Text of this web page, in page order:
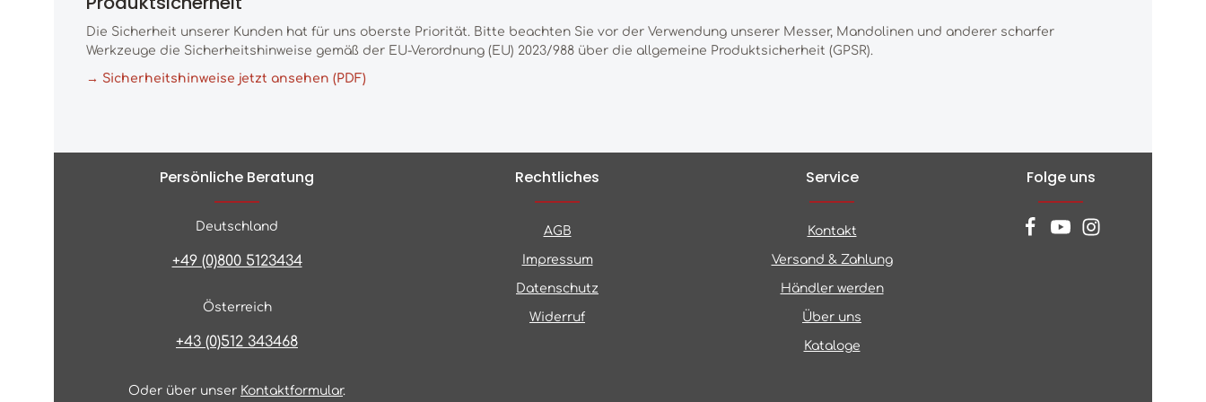
Die Sicherheit unserer Kunden hat für uns oberste Priorität. Bitte beachten Sie vor der Verwendung unserer Messer, Mandolinen und anderer scharfer
Werkzeuge die Sicherheitshinweise gemäß der EU-Verordnung (EU) 2023/988 über die allgemeine Produktsicherheit (GPSR).
→ Sicherheitshinweise jetzt ansehen (PDF)
Persönliche Beratung
Deutschland
+49 (0)800 5123434
Österreich
+43 (0)512 343468
Oder über unser Kontaktformular.
Rechtliches
AGB
Impressum
Datenschutz
Widerruf
Service
Kontakt
Versand & Zahlung
Händler werden
Über uns
Kataloge
Folge uns